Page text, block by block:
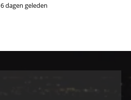
6 dagen geleden